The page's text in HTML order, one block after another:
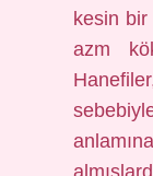
kesin bir
azm